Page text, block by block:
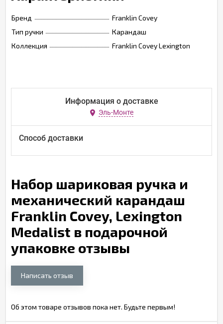
Бренд
Franklin Covey
Тип ручки
Карандаш
Коллекция
Franklin Covey Lexington
Информация о доставке
Эль-Монте
Способ доставки
Набор шариковая ручка и
механический карандаш
Franklin Covey, Lexington
Medalist в подарочной
упаковке отзывы
Написать отзыв
Об этом товаре отзывов пока нет. Будьте первым!